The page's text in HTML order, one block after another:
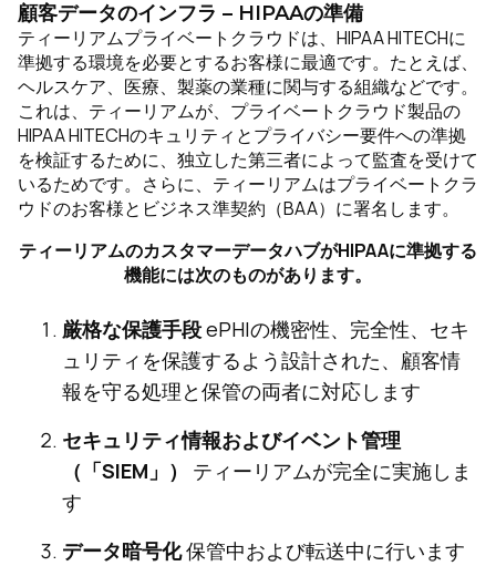
顧客データのインフラ – HIPAAの準備
ティーリアムプライベートクラウドは、HIPAA HITECHに
準拠する環境を必要とするお客様に最適です。たとえば、
ヘルスケア、医療、製薬の業種に関与する組織などです。
これは、ティーリアムが、プライベートクラウド製品の
HIPAA HITECHのキュリティとプライバシー要件への準拠
を検証するために、独立した第三者によって監査を受けて
いるためです。さらに、ティーリアムはプライベートクラ
ウドのお客様とビジネス準契約（BAA）に署名します。
ティーリアムのカスタマーデータハブがHIPAAに準拠する
機能には次のものがあります。
厳格な保護手段ePHIの機密性、完全性、セキ
ュリティを保護するよう設計された、顧客情
報を守る処理と保管の両者に対応します
セキュリティ情報およびイベント管理
（「SIEM」）
ティーリアムが完全に実施しま
す
データ暗号化保管中および転送中に行います